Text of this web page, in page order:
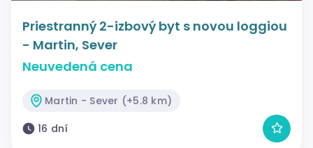
Priestranný 2-izbový byt s novou loggiou
- Martin, Sever
Neuvedená cena
Martin - Sever (+5.8 km)
16 dní